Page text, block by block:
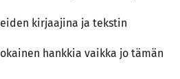
kirjaajina ja tekstin
hankkia vaikka jo tämän